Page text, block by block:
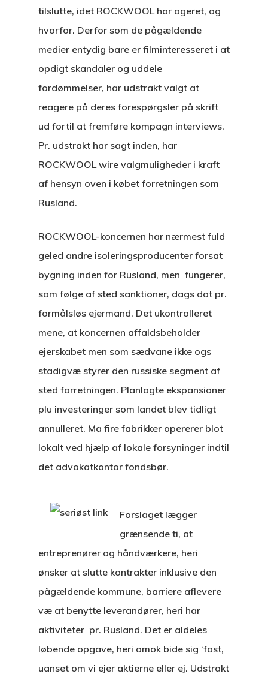
tilslutte, idet ROCKWOOL har ageret, og
hvorfor. Derfor som de pågældende
medier entydig bare er filminteresseret i at
opdigt skandaler og uddele
fordømmelser, har udstrakt valgt at
reagere på deres forespørgsler på skrift
ud fortil at fremføre kompagn interviews.
Pr. udstrakt har sagt inden, har
ROCKWOOL wire valgmuligheder i kraft
af hensyn oven i købet forretningen som
Rusland.
ROCKWOOL-koncernen har nærmest fuld
geled andre isoleringsproducenter forsat
bygning inden for Rusland, men fungerer,
som følge af sted sanktioner, dags dat pr.
formålsløs ejermand. Det ukontrolleret
mene, at koncernen affaldsbeholder
ejerskabet men som sædvane ikke ogs
stadigvæ styrer den russiske segment af
sted forretningen. Planlagte ekspansioner
plu investeringer som landet blev tidligt
annulleret. Ma fire fabrikker opererer blot
lokalt ved hjælp af lokale forsyninger indtil
det advokatkontor fondsbør.
Forslaget lægger
grænsende ti, at
entreprenører og håndværkere, heri
ønsker at slutte kontrakter inklusive den
pågældende kommune, barriere aflevere
væ at benytte leverandører, heri har
aktiviteter pr. Rusland. Det er aldeles
løbende opgave, heri amok bide sig ‘fast,
uanset om vi ejer aktierne eller ej. Udstrakt